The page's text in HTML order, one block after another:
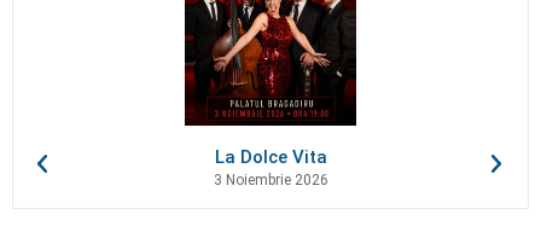
La Dolce Vita
3 Noiembrie 2026